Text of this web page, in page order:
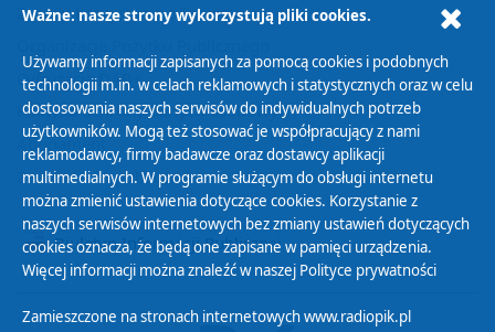
Zasady korzystania z Serwisu
Cyfryzacja DAB+
Polityka ochrony danych osobowych
Abonament
Zamówienia publiczne
Biuletyn Informacji Publicznej
Ważne: nasze strony wykorzystują pliki cookies.
Używamy informacji zapisanych za pomocą cookies i podobnych
technologii m.in. w celach reklamowych i statystycznych oraz w celu
dostosowania naszych serwisów do indywidualnych potrzeb
użytkowników. Mogą też stosować je współpracujący z nami
reklamodawcy, firmy badawcze oraz dostawcy aplikacji
multimedialnych. W programie służącym do obsługi internetu
można zmienić ustawienia dotyczące cookies. Korzystanie z
naszych serwisów internetowych bez zmiany ustawień dotyczących
cookies oznacza, że będą one zapisane w pamięci urządzenia.
Więcej informacji można znaleźć w naszej Polityce prywatności
Zamieszczone na stronach internetowych www.radiopik.pl